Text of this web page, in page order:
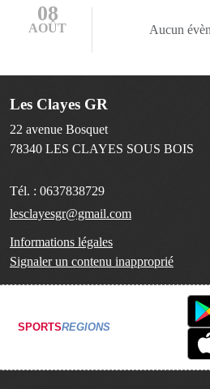
08
AOÛT Aucun
Les Clayes GR
22 avenue Bosquet
78340 LES CLAYES SOUS BOIS
Tél. : 0637838729
lesclayesgr@gmail.com
Informations légales
Signaler un contenu inapproprié
SPORTSREGIONS